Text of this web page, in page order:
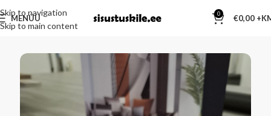
Skip to navigation
Skip to main content
MENÜÜ 0 €0,00